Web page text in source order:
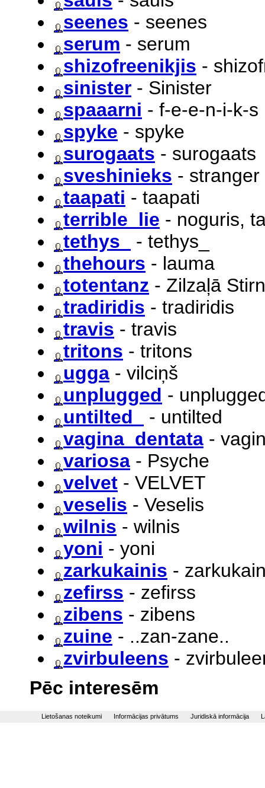
seenes - seenes
serum - serum
shizofreenikjis -
sinister - Sinister
spaaarni - f-e-e-n-i-k-s
spyke - spyke
surogaats - surogaats
sveshinieks - stranger
taapati - taapati
terrible_lie - noguris,
tethys_
- tethys_
thehours - lauma
totentanz - Zilzaļā
tradiridis - tradiridis
travis - travis
tritons - tritons
ugga - vilciņš
unplugged -
untilted_
- untilted
vagina_dentata -
variosa - Psyche
velvet - VELVET
veselis - Veselis
wilnis - wilnis
yoni - yoni
zarkukainis -
zefirss - zefirss
zibens - zibens
zuine - ..zan-zane..
zvirbuleens -
Pēc interesēm
Lietošanas noteikumi Informācijas privātums Juridiskā informācija